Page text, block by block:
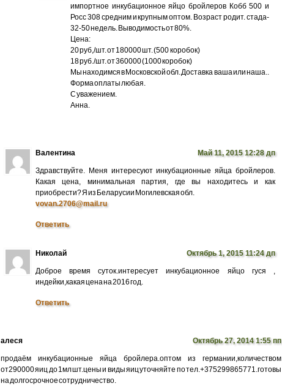
импортное инкубационное яйцо бройлеров Кобб 500 и
Росс 308 средним и крупным оптом. Возраст родит. стада-
32-50 недель. Выводимость от 80%.
Цена:
20 руб,/шт. от 180000 шт. (500 коробок)
18 руб./шт. от 360000 (1000 коробок)
Мы находимся в Московской обл. Доставка ваша или наша..
Форма оплаты любая.
С уважением.
Анна.
Валентина Май 11, 2015 12:28 дп
Здравствуйте. Меня интересуют инкубационные яйца бройлеров.
Какая цена, минимальная партия, где вы находитесь и как
приобрести? Я из Беларусии Могилевская обл.
vovan.2706@mail.ru
Ответить
Николай Октябрь 1, 2015 11:24 дп
Доброе время суток.интересует инкубационное яйцо гуся ,
индейки,какая цена на 2016 год.
Ответить
алеся Октябрь 27, 2014 1:55 пп
продаём инкубационные яйца бройлера.оптом из германии,количеством
от290000 яиц до 1мл шт.цены и виды яиц уточняйте по тел.+375299865771.готовы
на долгосрочное сотрудничество.